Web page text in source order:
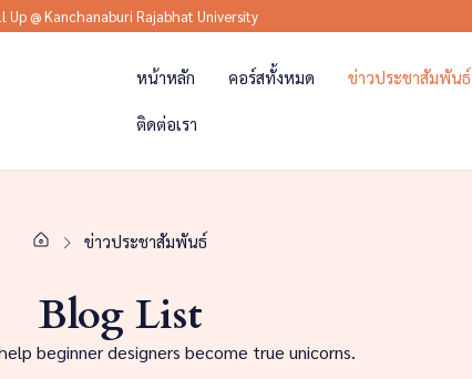
Up @ Kanchanaburi Rajabhat University
หน้าหลัก คอร์สทั้งหมด ข่าวประชาสัมพันธ์
ติดต่อเรา
ข่าวประชาสัมพันธ์
Blog List
beginner designers become true unicorns.